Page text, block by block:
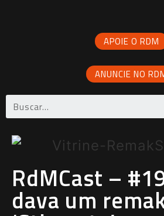
APOIE O RDM
ANUNCIE NO
RdMCast –
dava um